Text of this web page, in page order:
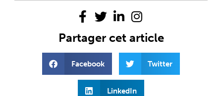
Partager cet article
Facebook Twitter
LinkedIn